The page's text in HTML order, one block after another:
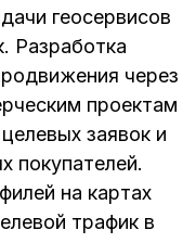
геосервисов
Разработка
через
проектам
заявок и
покупателей.
на картах
трафик в